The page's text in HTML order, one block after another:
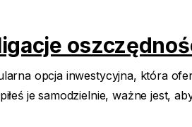
opcja inwestycyjna, która
je samodzielnie, ważne jest,